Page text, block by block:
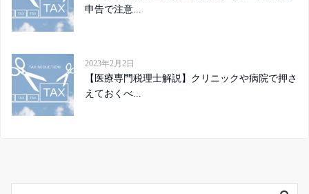
申告で注意...
2023年2月2日
【医療専門税理士解説】クリニックや病院で押さ
えておくべ...